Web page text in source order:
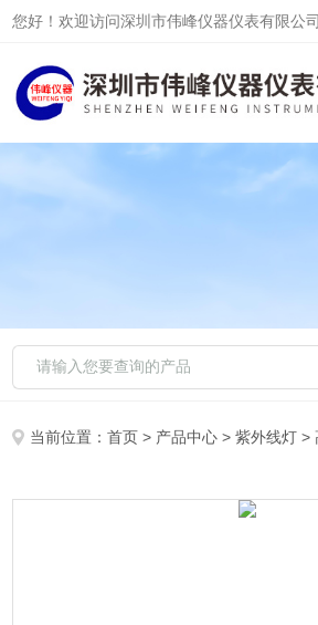
您好！欢迎访问深圳市伟峰仪器仪表有限公
当前位置：首页 > 产品中心 >紫外线灯 >